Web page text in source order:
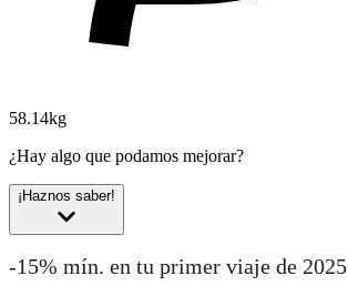
58.14kg
¿Hay algo que podamos mejorar?
¡Haznos saber!
-15% mín. en tu primer viaje de 2025